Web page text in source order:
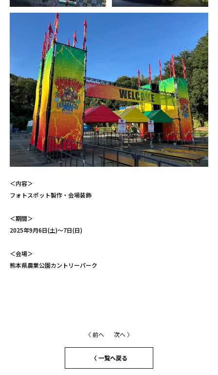
＜内容＞
フォトスポット製作・会場装飾
＜期間＞
2025年9月6日(土)～7日(日)
＜会場＞
熊本県農業公園カントリーパーク
〈 前へ 次へ 〉
〈 一覧へ戻る